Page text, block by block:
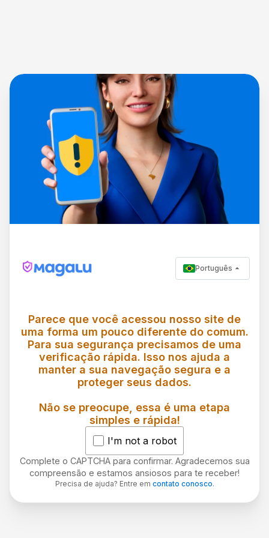
Português
Parece que você acessou nosso site de
uma forma um pouco diferente do comum.
Para sua segurança precisamos de uma
verificação rápida. Isso nos ajuda a
manter a sua navegação segura e a
proteger seus dados.
Não se preocupe, essa é uma etapa
simples e rápida!
I'm not a robot
Complete o CAPTCHA para confirmar. Agradecemos sua
compreensão e estamos ansiosos para te receber!
Precisa de ajuda? Entre em contato conosco.